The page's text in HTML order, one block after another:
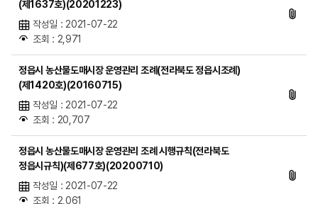
(제1637호)(20201223)
작성일 : 2021-07-22
조회 : 2,971
정읍시 농산물도매시장 운영관리 조례(전라북도 정읍시조례)
(제1420호)(20160715)
작성일 : 2021-07-22
조회 : 20,707
정읍시 농산물도매시장 운영관리 조례 시행규칙(전라북도
정읍시규칙)(제677호)(20200710)
작성일 : 2021-07-22
조회 : 2,061